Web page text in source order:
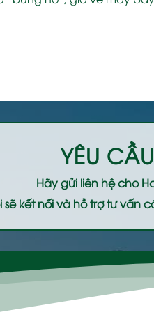
YÊU
Hãy gửi liên hệ cho
sẽ kết nối và hỗ trợ tư vấn